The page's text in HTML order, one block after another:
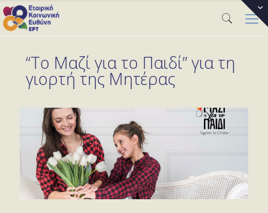
“Το Μαζί για το Παιδί” για τη
γιορτή της Μητέρας